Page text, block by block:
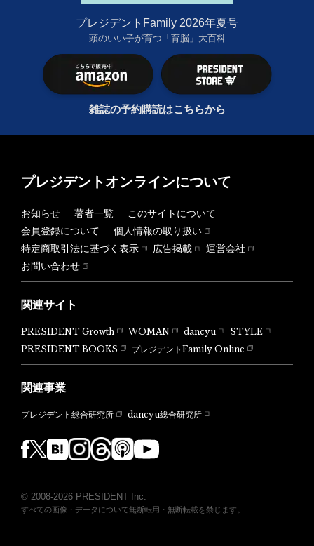
プレジデントFamily 2026年夏号
頭のいい子が育つ「育脳」大百科
雑誌の予約購読はこちらから
プレジデントオンラインについて
お知らせ 著者一覧
このサイトについて
会員登録について
個人情報の取り扱い
特定商取引法に基づく表示
広告掲載
運営会社
お問い合わせ
関連サイト
PRESIDENT Growth WOMAN dancyu
STYLE
PRESIDENT BOOKS
プレジデントFamily Online
関連事業
プレジデント総合研究所 dancyu総合研究所
© 2008-2026 PRESIDENT Inc.
すべての画像・データについて無断転用・無断転載を禁じます。